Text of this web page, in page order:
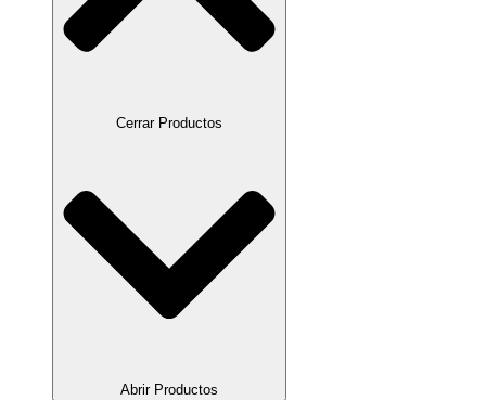
Cerrar Productos
Abrir Productos